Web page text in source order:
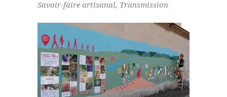
Savoir-faire artisanal, Transmission